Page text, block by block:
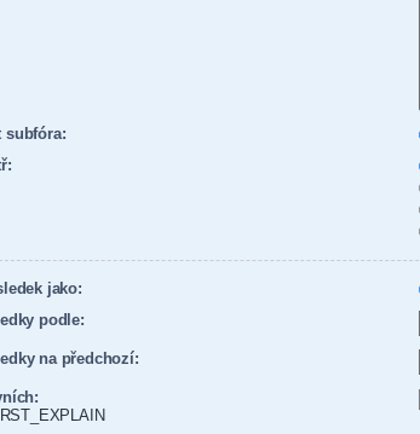
subfóra:
jako:
podle:
na předchozí: